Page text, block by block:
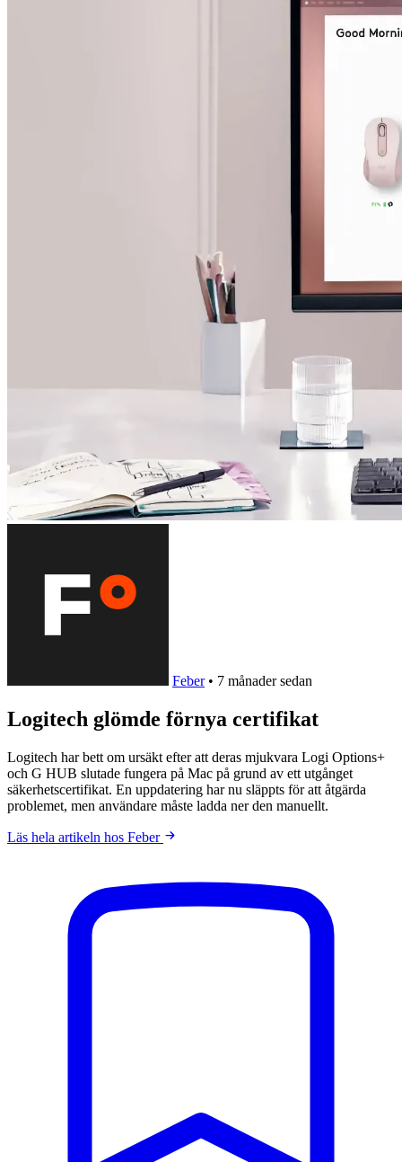
Feber • 7 månader sedan
Logitech glömde förnya certifikat
Logitech har bett om ursäkt efter att deras mjukvara Logi Options+
och G HUB slutade fungera på Mac på grund av ett utgånget
säkerhetscertifikat. En uppdatering har nu släppts för att åtgärda
problemet, men användare måste ladda ner den manuellt.
Läs hela artikeln hos Feber